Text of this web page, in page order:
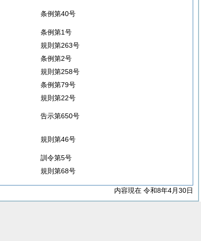
条例第40号
条例第1号
規則第263号
条例第2号
規則第258号
条例第79号
規則第22号
告示第650号
規則第46号
訓令第5号
規則第68号
内容現在 令和8年4月30日